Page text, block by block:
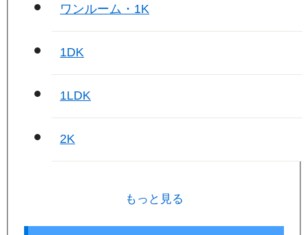
ワンルーム・1K
1DK
1LDK
2K
もっと見る